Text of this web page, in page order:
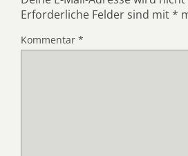
Erforderliche Felder sind mit *
Kommentar *